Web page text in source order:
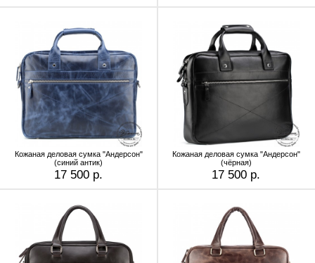
Кожаная деловая сумка "Андерсон"
(синий антик)
17 500 р.
Кожаная деловая сумка "Андерсон"
(чёрная)
17 500 р.